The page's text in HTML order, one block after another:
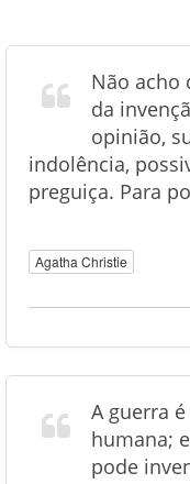
Não acho
da
opinião,
indolência,
preguiça. Para
Agatha Christie
A guerra
humana;
pode